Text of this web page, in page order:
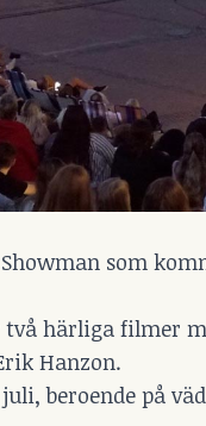
som
härliga filmer
Hanzon.
beroende på